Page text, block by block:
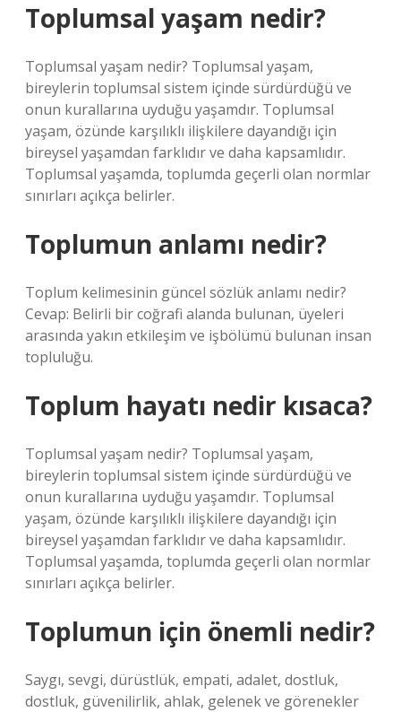
Toplumsal yaşam nedir?
Toplumsal yaşam nedir? Toplumsal yaşam,
bireylerin toplumsal sistem içinde sürdürdüğü ve
onun kurallarına uyduğu yaşamdır. Toplumsal
yaşam, özünde karşılıklı ilişkilere dayandığı için
bireysel yaşamdan farklıdır ve daha kapsamlıdır.
Toplumsal yaşamda, toplumda geçerli olan normlar
sınırları açıkça belirler.
Toplumun anlamı nedir?
Toplum kelimesinin güncel sözlük anlamı nedir?
Cevap: Belirli bir coğrafi alanda bulunan, üyeleri
arasında yakın etkileşim ve işbölümü bulunan insan
topluluğu.
Toplum hayatı nedir kısaca?
Toplumsal yaşam nedir? Toplumsal yaşam,
bireylerin toplumsal sistem içinde sürdürdüğü ve
onun kurallarına uyduğu yaşamdır. Toplumsal
yaşam, özünde karşılıklı ilişkilere dayandığı için
bireysel yaşamdan farklıdır ve daha kapsamlıdır.
Toplumsal yaşamda, toplumda geçerli olan normlar
sınırları açıkça belirler.
Toplumun için önemli nedir?
Saygı, sevgi, dürüstlük, empati, adalet, dostluk,
dostluk, güvenilirlik, ahlak, gelenek ve görenekler